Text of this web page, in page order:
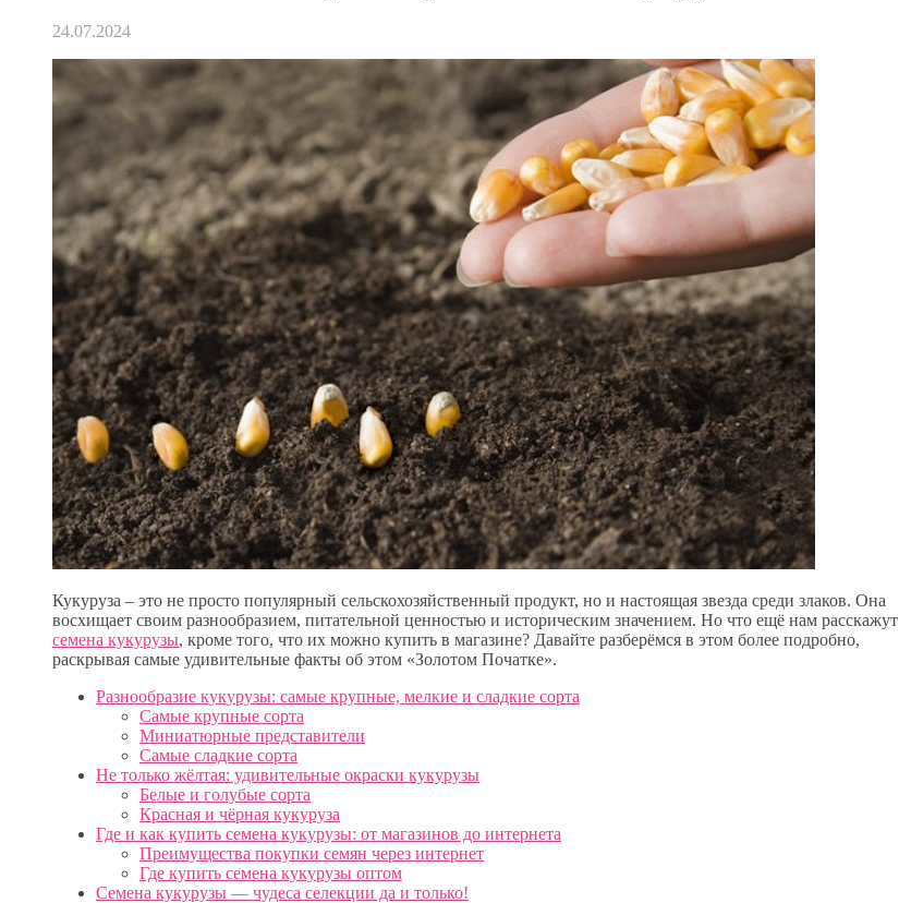
24.07.2024
Кукуруза – это не просто популярный сельскохозяйственный продукт, но и настоящая звезда среди злаков. Она
восхищает своим разнообразием, питательной ценностью и историческим значением. Но что ещё нам расскажут
семена кукурузы, кроме того, что их можно купить в магазине? Давайте разберёмся в этом более подробно,
раскрывая самые удивительные факты об этом «Золотом Початке».
Разнообразие кукурузы: самые крупные, мелкие и сладкие сорта
Самые крупные сорта
Миниатюрные представители
Самые сладкие сорта
Не только жёлтая: удивительные окраски кукурузы
Белые и голубые сорта
Красная и чёрная кукуруза
Где и как купить семена кукурузы: от магазинов до интернета
Преимущества покупки семян через интернет
Где купить семена кукурузы оптом
Семена кукурузы — чудеса селекции да и только!